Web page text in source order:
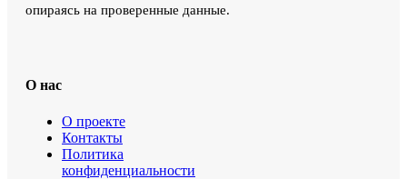
опираясь на проверенные данные.
О нас
О проекте
Контакты
Политика
конфиденциальности